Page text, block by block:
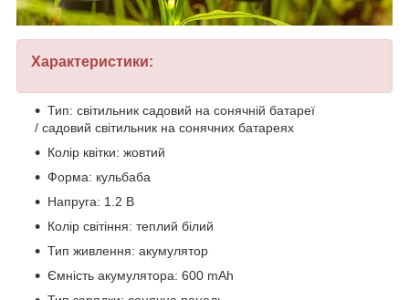
Характеристики:
Тип: світильник садовий на сонячній батареї
/ садовий світильник на сонячних батареях
Колір квітки: жовтий
Форма: кульбаба
Напруга: 1.2 В
Колір світіння: теплий білий
Тип живлення: акумулятор
Ємність акумулятора: 600 mAh